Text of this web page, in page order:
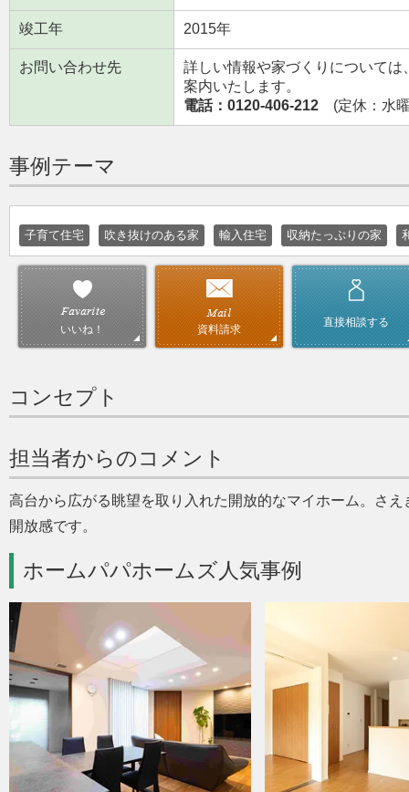
竣工年 2015年
お問い合わせ先
詳しい情報や家づくりについて
案内いたします。
電話：0120-406-212 (定休：水
事例テーマ
子育て住宅 吹き抜けのある家 輸入住宅 収納たっぷりの家
いいね！ 資料請求
直接相談する
コンセプト
担当者からのコメント
高台から広がる眺望を取り入れた開放的なマイホーム。さ
開放感です。
ホームパパホームズ人気事例